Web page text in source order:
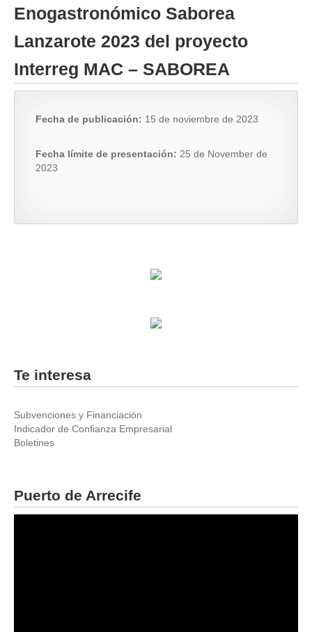
Enogastronómico Saborea
Lanzarote 2023 del proyecto
Interreg MAC – SABOREA
Fecha de publicación: 15 de noviembre de 2023
Fecha límite de presentación: 25 de November de
2023
Te interesa
Subvenciones y Financiación
Indicador de Confianza Empresarial
Boletines
Puerto de Arrecife